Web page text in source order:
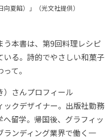
夏餡）」（光文社提供）
本書は、第9回料理レシピ
る。詩的でやさしい和菓子
て。
さんプロフィール
クデザイナー。出版社勤務
留学。帰国後、グラフィッ
ンディング業界で働く一